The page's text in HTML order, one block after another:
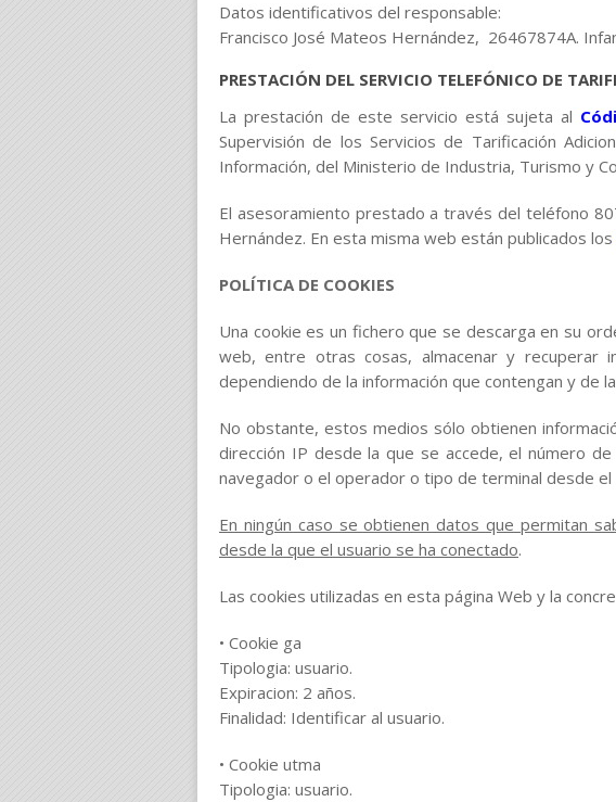
Datos identificativos del responsable:
Francisco José Mateos Hernández, 26467874A.
PRESTACIÓN DEL SERVICIO TELEFÓNICO DE
La prestación de este servicio está sujeta al
Supervisión de los Servicios de Tarificación
Información, del Ministerio de Industria, Turismo y
El asesoramiento prestado a través del teléfono
Hernández. En esta misma web están publicados los
POLÍTICA DE COOKIES
Una cookie es un fichero que se descarga en su
web, entre otras cosas, almacenar y recuperar
dependiendo de la información que contengan y de
No obstante, estos medios sólo obtienen
dirección IP desde la que se accede, el número
navegador o el operador o tipo de terminal desde el
En ningún caso se obtienen datos que permitan
desde la que el usuario se ha conectado.
Las cookies utilizadas en esta página Web y la
• Cookie ga
Tipologia: usuario.
Expiracion: 2 años.
Finalidad: Identificar al usuario.
• Cookie utma
Tipologia: usuario.